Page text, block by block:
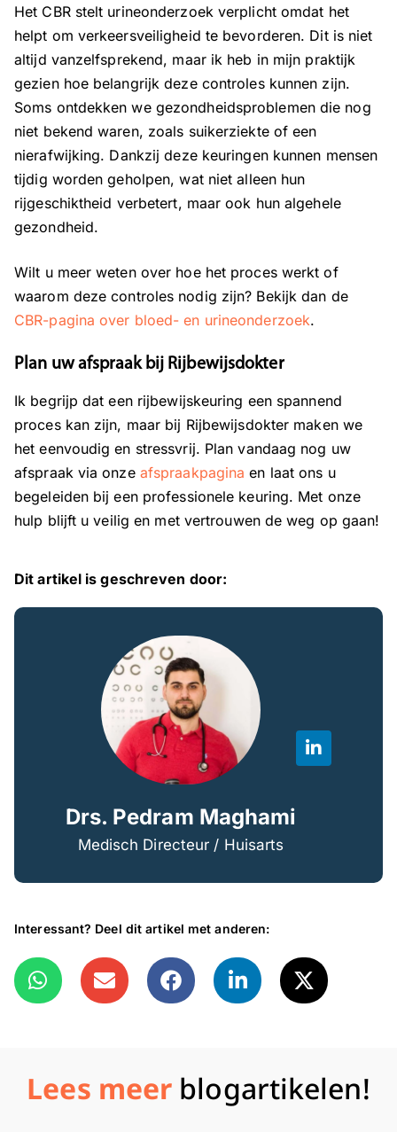
Het CBR stelt urineonderzoek verplicht omdat het
helpt om verkeersveiligheid te bevorderen. Dit is niet
altijd vanzelfsprekend, maar ik heb in mijn praktijk
gezien hoe belangrijk deze controles kunnen zijn.
Soms ontdekken we gezondheidsproblemen die nog
niet bekend waren, zoals suikerziekte of een
nierafwijking. Dankzij deze keuringen kunnen mensen
tijdig worden geholpen, wat niet alleen hun
rijgeschiktheid verbetert, maar ook hun algehele
gezondheid.
Wilt u meer weten over hoe het proces werkt of
waarom deze controles nodig zijn? Bekijk dan de
CBR-pagina over bloed- en urineonderzoek.
Plan uw afspraak bij Rijbewijsdokter
Ik begrijp dat een rijbewijskeuring een spannend
proces kan zijn, maar bij Rijbewijsdokter maken we
het eenvoudig en stressvrij. Plan vandaag nog uw
afspraak via onze afspraakpagina en laat ons u
begeleiden bij een professionele keuring. Met onze
hulp blijft u veilig en met vertrouwen de weg op gaan!
Dit artikel is geschreven door:
Drs. Pedram Maghami
Medisch Directeur / Huisarts
Interessant? Deel dit artikel met anderen:
Lees meer blogartikelen!